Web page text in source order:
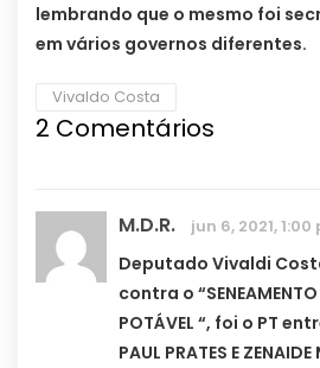
lembrando que o mesmo foi
em vários governos diferentes.
Vivaldo Costa
2 Comentários
M.D.R. jun 6, 2021, 1:00
Deputado Vivaldi
contra o
POTÁVEL “, foi o PT
PAUL PRATES E